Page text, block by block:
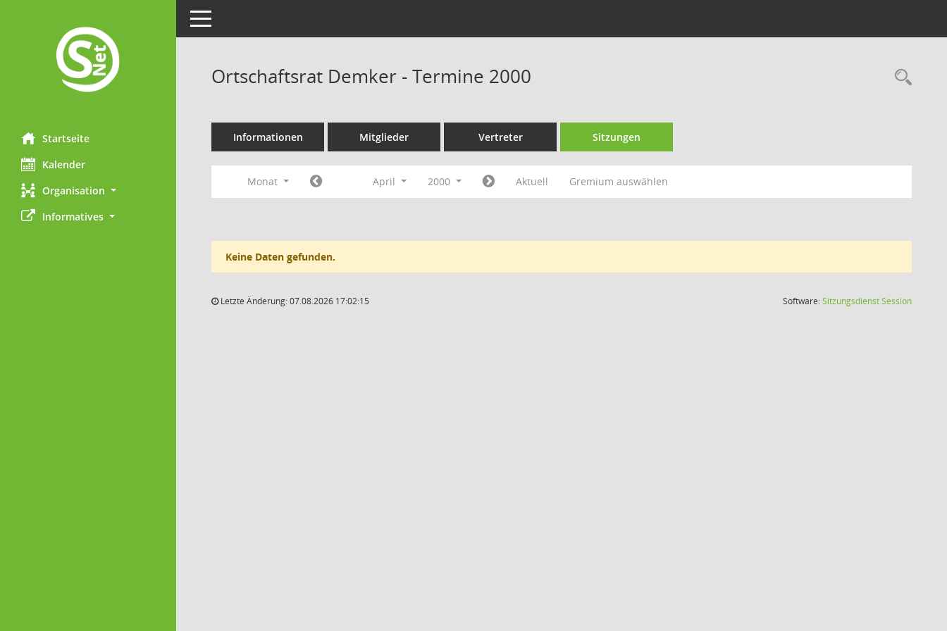
Startseite
Kalender
Organisation
Informatives
Toggle navigation
Ortschaftsrat Demker - Termine 2000
Informationen Mitglieder Vertreter Sitzungen
Monat April 2000 Aktuell Gremium auswählen
Keine Daten gefunden.
Letzte Änderung: 07.08.2026 17:02:15 Software:SitzungsdienstSession(Wird in